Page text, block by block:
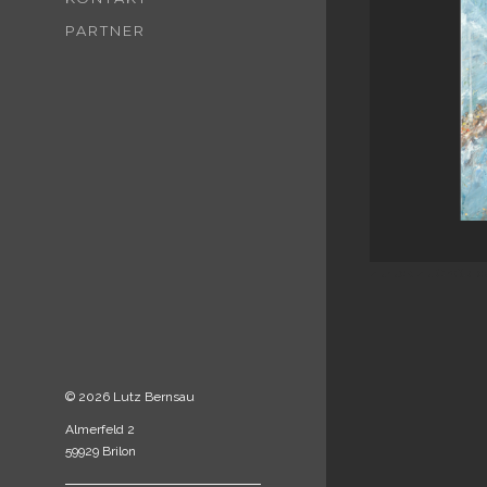
PARTNER
© 2026 Lutz Bernsau
Almerfeld 2
59929 Brilon